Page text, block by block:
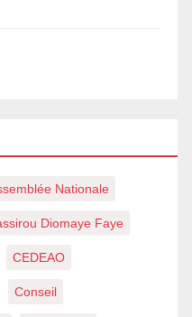
Nationale
Diomaye Faye
CEDEAO
Conseil